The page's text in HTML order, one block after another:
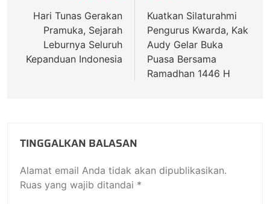
Hari Tunas Gerakan
Pramuka, Sejarah
Leburnya Seluruh
Kepanduan Indonesia
Kuatkan Silaturahmi
Pengurus Kwarda, Kak
Audy Gelar Buka
Puasa Bersama
Ramadhan 1446 H
TINGGALKAN BALASAN
Alamat email Anda tidak akan dipublikasikan.
Ruas yang wajib ditandai *